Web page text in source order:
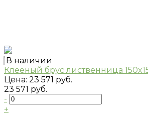
В наличии
Клееный брус лиственница
Цена: 23 571 руб.
23 571 руб.
-
+